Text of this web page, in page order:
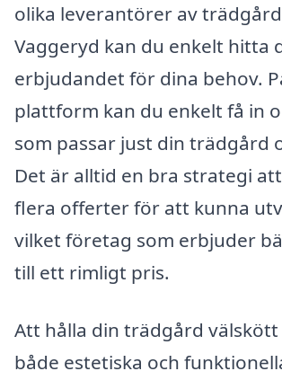
olika leverantörer av
Vaggeryd kan du enkelt hitta
erbjudandet för dina behov.
plattform kan du enkelt få in
som passar just din trädgård
Det är alltid en bra strategi
flera offerter för att kunna
vilket företag som erbjuder
till ett rimligt pris.
Att hålla din trädgård välskött
både estetiska och